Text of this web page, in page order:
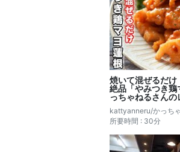
焼いて混ぜるだけ
絶品「やみつき
っちゃねるさん
kattyanneru/かっち
所要時間 : 30分